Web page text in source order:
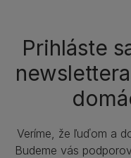
Prihláste
Veríme, že ľuďom a
Budeme vás